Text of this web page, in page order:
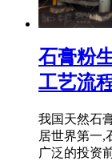
石膏粉
工艺流
我国天然石
居世界第一,
广泛的投资